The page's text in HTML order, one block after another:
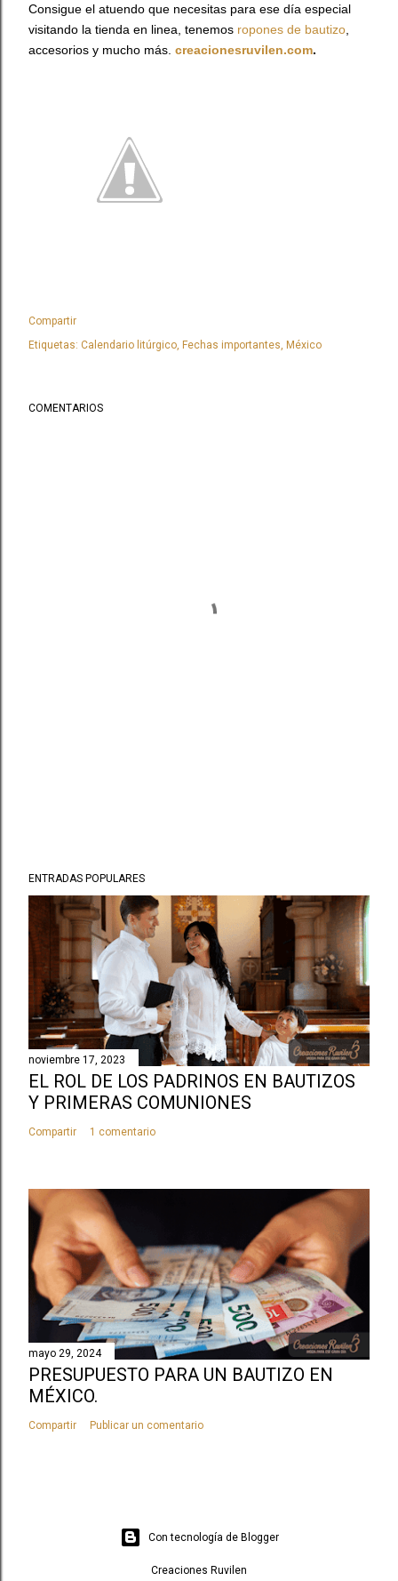
Consigue el atuendo que necesitas para ese día especial
visitando la tienda en linea, tenemos ropones de bautizo
accesorios y mucho más. creacionesruvilen.com.
Compartir
Etiquetas: Calendario litúrgico Fechas importantes México
COMENTARIOS
ENTRADAS POPULARES
noviembre 17, 2023
EL ROL DE LOS PADRINOS EN BAUTIZOS
Y PRIMERAS COMUNIONES
Compartir 1 comentario
mayo 29, 2024
PRESUPUESTO PARA UN BAUTIZO EN
MÉXICO.
Compartir Publicar un comentario
Con tecnología de Blogger
Creaciones Ruvilen